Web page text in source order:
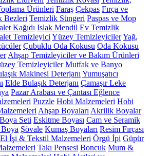
Ürünleri Faraş Çekpas Fırça ve
Bezleri Temizlik Süngeri Paspas ve Mop
Kağıdı Islak Mendil Ev Temizlik
Temizleyici Yüzey TemizleyicilerYağ,
Çubuklu Oda Kokusu Oda Kokusu
Ahşap Temizleyiciler ve Bakım Ürünleri
Temizleyiciler Mutfak ve Banyo
Makinesi Deterjanı Yumuşatıcı
Elde Bulaşık Deterjanı Çamaşır Leke
Pazar Arabası ve Çantası Eğlence
Puzzle Hobi Malzemeleri Hobi
Ahşap Boyaları Akrilik Boyalar
Seti Eskitme Boyası Cam ve Seramik
Şövale Kumaş Boyaları Resim Fırçası
El İşi & Tekstil Malzemeleri Örgü İpi Güpür
Takı Pensesi Boncuk Mum &